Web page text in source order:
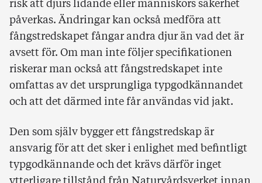
risk att djurs lidande eller människors säkerhet
påverkas. Ändringar kan också medföra att
fångstredskapet fångar andra djur än vad det är
avsett för. Om man inte följer specifikationen
riskerar man också att fångstredskapet inte
omfattas av det ursprungliga typgodkännandet
och att det därmed inte får användas vid jakt.
Den som själv bygger ett fångstredskap är
ansvarig för att det sker i enlighet med befintligt
typgodkännande och det krävs därför inget